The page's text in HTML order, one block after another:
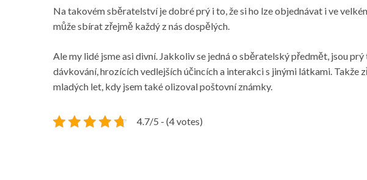
Na takovém sběratelství je dobré prý i to, že si ho lze objednávat i ve
může sbírat zřejmě každý z nás dospělých.
Ale my lidé jsme asi divní. Jakkoliv se jedná o sběratelský předmět, jsou
dávkování, hrozících vedlejších účincích a interakci s jinými látkami.
mladých let, kdy jsem také olizoval poštovní známky.
4.7/5 - (4 votes)